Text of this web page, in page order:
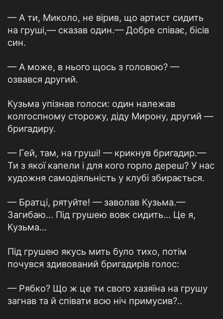
— А ти, Миколо, не вірив, що артист сидить
на груші,— сказав один.— Добре співає, бісів
син.
— А може, в нього щось з головою? —
озвався другий.
Кузьма упізнав голоси: один належав
колгоспному сторожу, діду Мирону, другий —
бригадиру.
— Гей, там, на груші! — крикнув бригадир.—
Ти з якої капели і для кого горло дереш? У нас
художня самодіяльність у клубі збирається.
— Братці, рятуйте! — заволав Кузьма.—
Загибаю... Під грушею вовк сидить... Це я,
Кузьма...
Під грушею якусь мить було тихо, потім
почувся здивований бригадирів голос:
— Рябко? Що ж це ти свого хазяїна на грушу
загнав та й співати всю ніч примусив?..